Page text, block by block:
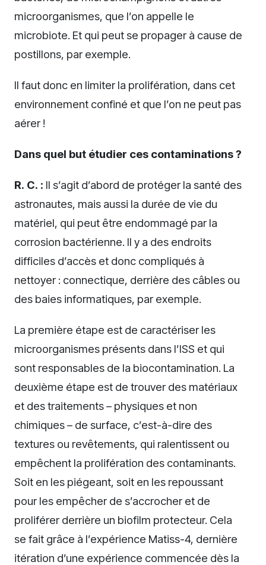
microorganismes, que l’on appelle le
microbiote. Et qui peut se propager à cause de
postillons, par exemple.
Il faut donc en limiter la prolifération, dans cet
environnement confiné et que l’on ne peut pas
aérer !
Dans quel but étudier ces contaminations ?
R. C. : Il s’agit d’abord de protéger la santé des
astronautes, mais aussi la durée de vie du
matériel, qui peut être endommagé par la
corrosion bactérienne. Il y a des endroits
difficiles d’accès et donc compliqués à
nettoyer : connectique, derrière des câbles ou
des baies informatiques, par exemple.
La première étape est de caractériser les
microorganismes présents dans l’ISS et qui
sont responsables de la biocontamination. La
deuxième étape est de trouver des matériaux
et des traitements – physiques et non
chimiques – de surface, c’est-à-dire des
textures ou revêtements, qui ralentissent ou
empêchent la prolifération des contaminants.
Soit en les piégeant, soit en les repoussant
pour les empêcher de s’accrocher et de
proliférer derrière un biofilm protecteur. Cela
se fait grâce à l’expérience Matiss-4, dernière
itération d’une expérience commencée dès la